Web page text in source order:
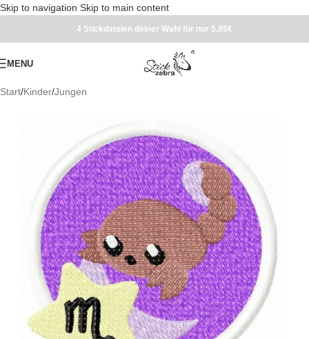
Skip to navigation Skip to main content
4 Stickdateien deiner Wahl für nur 5,95€
MENU
Start/Kinder/Jungen